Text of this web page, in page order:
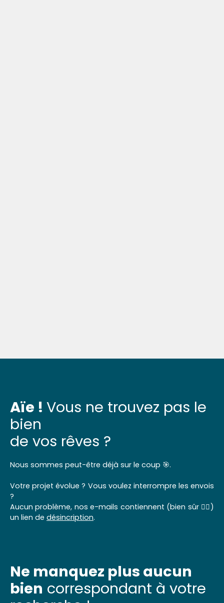
Aïe ! Vous ne trouvez pas le
bien
de vos rêves ?
Nous sommes peut-être déjà sur le coup 🎯.
Votre projet évolue ? Vous voulez interrompre les envois
?
Aucun problème, nos e-mails contiennent (bien sûr 👌🏼)
un lien de désincription.
Ne manquez plus aucun
bien correspondant à votre